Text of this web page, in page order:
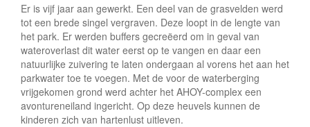
Er is vijf jaar aan gewerkt. Een deel van de grasvelden werd
tot een brede singel vergraven. Deze loopt in de lengte van
het park. Er werden buffers gecreëerd om in geval van
wateroverlast dit water eerst op te vangen en daar een
natuurlijke zuivering te laten ondergaan al vorens het aan het
parkwater toe te voegen. Met de voor de waterberging
vrijgekomen grond werd achter het AHOY-complex een
avontureneiland ingericht. Op deze heuvels kunnen de
kinderen zich van hartenlust uitleven.